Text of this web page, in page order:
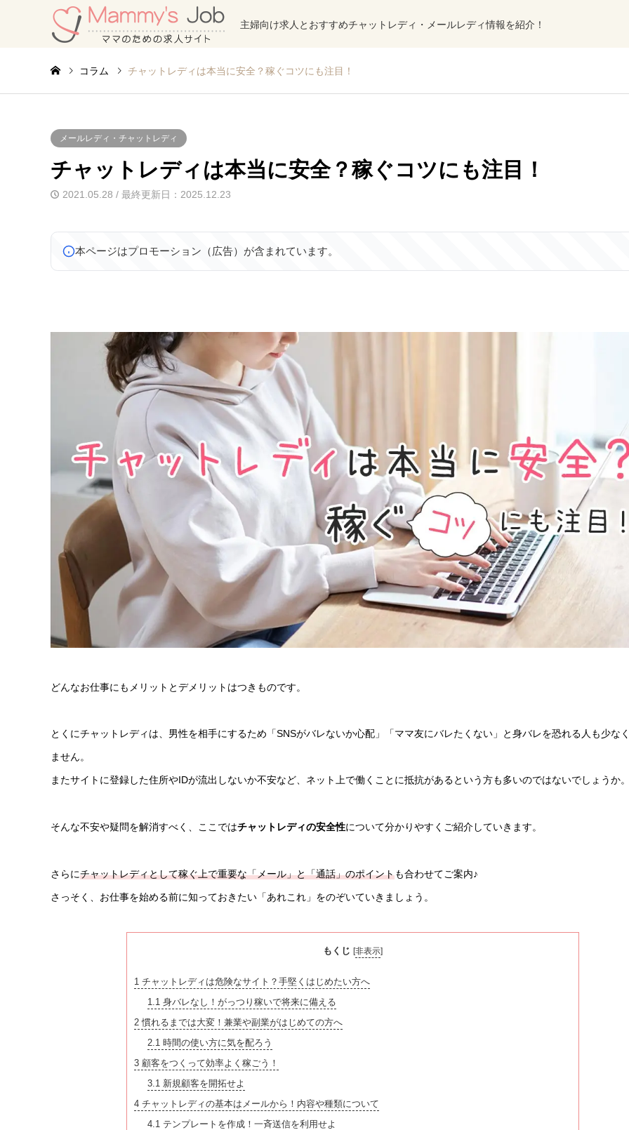
主婦向け求人とおすすめチャットレディ・メールレディ情報を紹介！
コラム チャットレディは本当に安全？稼ぐコツにも注目！
メールレディ・チャットレディ
チャットレディは本当に安全？稼ぐコツにも注目！
2021.05.28 / 最終更新日：2025.12.23
本ページはプロモーション（広告）が含まれています。
どんなお仕事にもメリットとデメリットはつきものです。
とくにチャットレディは、男性を相手にするため「SNSがバレないか心配」「ママ友にバレたくない」と身バレを恐れる人も少な
ません。
またサイトに登録した住所やIDが流出しないか不安など、ネット上で働くことに抵抗があるという方も多いのではないでしょうか。
そんな不安や疑問を解消すべく、ここではチャットレディの安全性について分かりやすくご紹介していきます。
さらにチャットレディとして稼ぐ上で重要な「メール」と「通話」のポイントも合わせてご案内♪
さっそく、お仕事を始める前に知っておきたい「あれこれ」をのぞいていきましょう。
もくじ [非表示]
1 チャットレディは危険なサイト？手堅くはじめたい方へ
1.1 身バレなし！がっつり稼いで将来に備える
2慣れるまでは大変！兼業や副業がはじめての方へ
2.1 時間の使い方に気を配ろう
3顧客をつくって効率よく稼ごう！
3.1 新規顧客を開拓せよ
4チャットレディの基本はメールから！内容や種類について
4.1 テンプレートを作成！一斉送信を利用せよ